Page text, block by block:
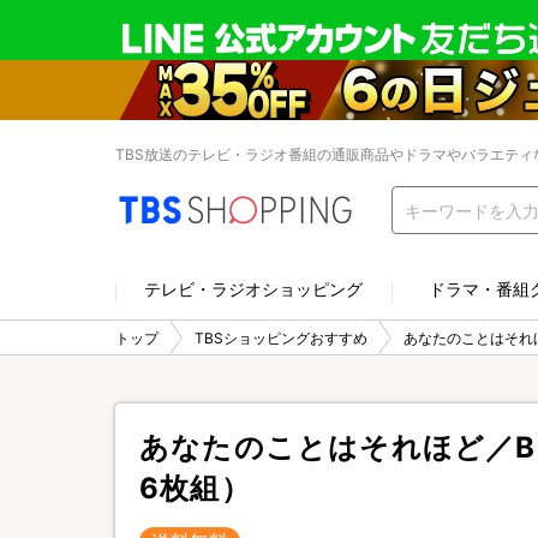
TBS放送のテレビ・ラジオ番組の通販商品やドラマやバラエテ
テレビ・ラジオショッピング ドラマ・番組
トップ TBSショッピングおすすめ あなたのことはそ
あなたのことはそれほど／
6枚組）